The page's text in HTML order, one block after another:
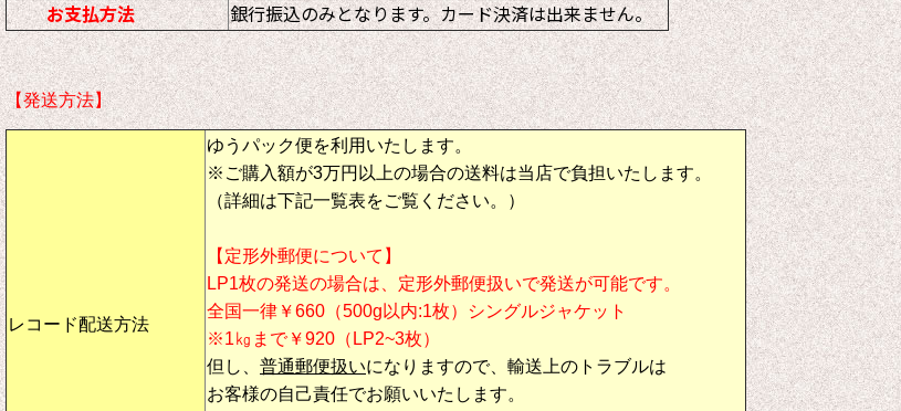
お支払方法 銀行振込のみとなります。カード決済は出来ません。
【発送方法】
レコード配送方法
ゆうパック便を利用いたします。
※ご購入額が3万円以上の場合の送料は当店で負担いたします。
（詳細は下記一覧表をご覧ください。）
【定形外郵便について】
LP1枚の発送の場合は、定形外郵便扱いで発送が可能です。
全国一律￥660（500g以内:1枚）シングルジャケット
※1㎏まで￥920（LP2~3枚）
但し、 普通郵便扱いになりますので、輸送上のトラブルは
お客様の自己責任でお願いいたします。